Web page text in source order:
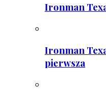
Ironman
Ironman
pierwsza